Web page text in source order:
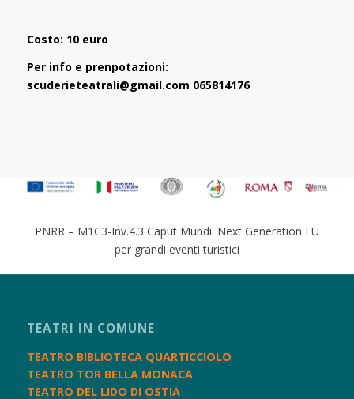
Costo: 10 euro
Per info e prenpotazioni:
scuderieteatrali@gmail.com 065814176
PNRR – M1C3-Inv.4.3 Caput Mundi. Next Generation EU
per grandi eventi turistici
TEATRI IN COMUNE
TEATRO BIBLIOTECA QUARTICCIOLO
TEATRO TOR BELLA MONACA
TEATRO DEL LIDO DI OSTIA